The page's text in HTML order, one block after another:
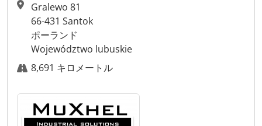
Gralewo 81
66-431 Santok
ポーランド
Województwo lubuskie
8,691 キロメートル